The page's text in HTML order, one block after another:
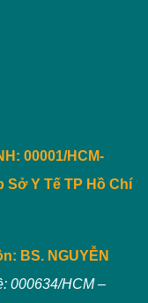
00001/HCM-
Sở Y Tế TP Hồ Chí
BS. NGUYỄN
000634/HCM –